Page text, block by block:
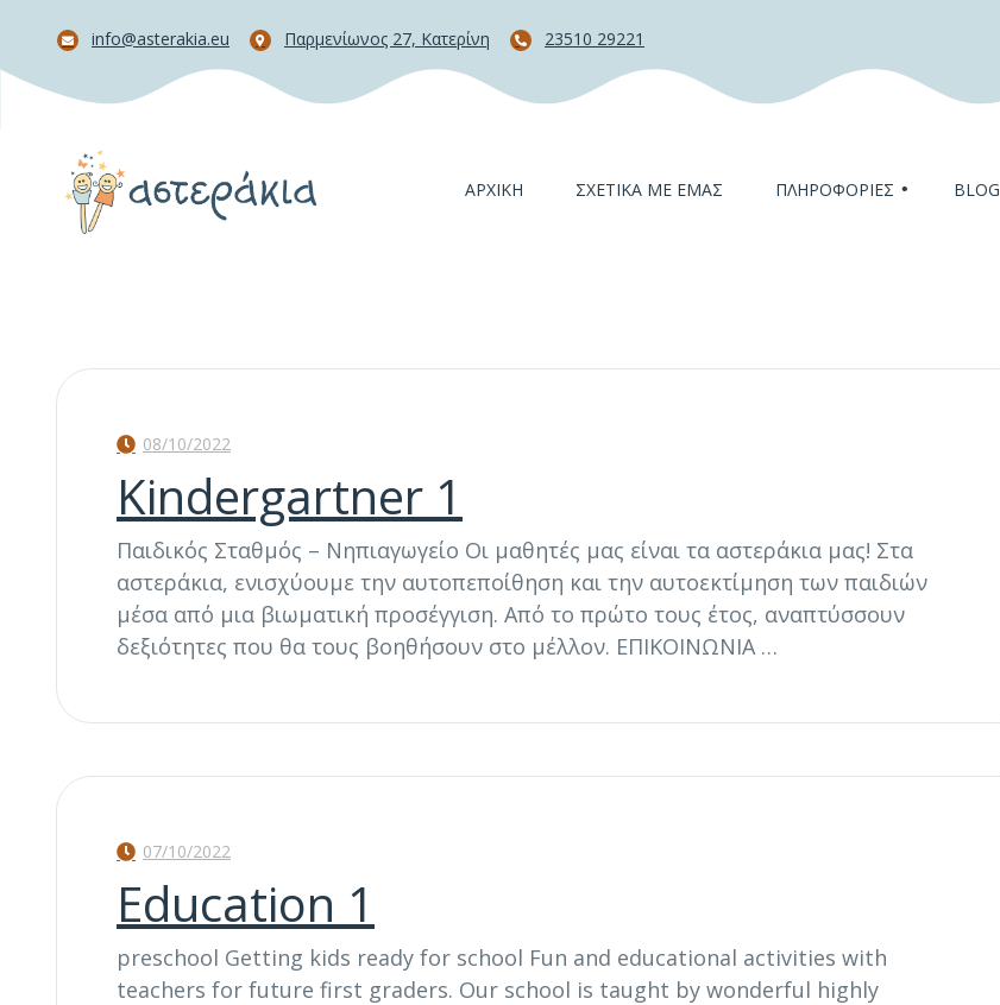
info@asterakia.eu Παρμενίωνος 27, Κατερίνη 23510 29221
ΑΡΧΙΚΉ ΣΧΕΤΙΚΆ ΜΕ ΕΜΆΣ ΠΛΗΡΟΦΟΡΊΕΣ
Δραστηριότητες
BLOG
08/10/2022
Kindergartner 1
Παιδικός Σταθμός – Νηπιαγωγείο Οι μαθητές μας είναι τα αστεράκια μας! Στα
αστεράκια, ενισχύουμε την αυτοπεποίθηση και την αυτοεκτίμηση των παιδιών
μέσα από μια βιωματική προσέγγιση. Από το πρώτο τους έτος, αναπτύσσουν
δεξιότητες που θα τους βοηθήσουν στο μέλλον. ΕΠΙΚΟΙΝΩΝΙΑ …
07/10/2022
Education 1
preschool Getting kids ready for school Fun and educational activities with
teachers for future first graders. Our school is taught by wonderful highly